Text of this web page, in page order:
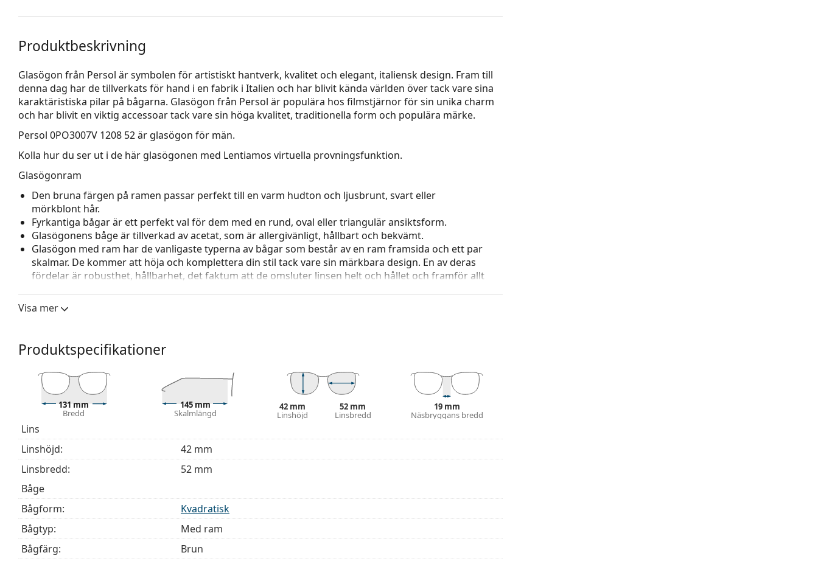
Produktbeskrivning
Glasögon från Persol är symbolen för artistiskt hantverk, kvalitet och elegant, italiensk design. Fram till
denna dag har de tillverkats för hand i en fabrik i Italien och har blivit kända världen över tack vare sina
karaktäristiska pilar på bågarna. Glasögon från Persol är populära hos filmstjärnor för sin unika charm
och har blivit en viktig accessoar tack vare sin höga kvalitet, traditionella form och populära märke.
Persol 0PO3007V 1208 52är glasögon för män.
Kolla hur du ser ut i de här glasögonen med Lentiamos virtuella provningsfunktion.
Glasögonram
Den bruna färgen på ramen passar perfekt till en varm hudton och ljusbrunt, svart eller
mörkblont hår.
Fyrkantiga bågar är ett perfekt val för dem med en rund, oval eller triangulär ansiktsform.
Glasögonens båge är tillverkad av acetat, som är allergivänligt, hållbart och bekvämt.
Glasögon med ram har de vanligaste typerna av bågar som består av en ram framsida och ett par
skalmar. De kommer att höja och komplettera din stil tack vare sin märkbara design. En av deras
fördelar är robusthet, hållbarhet, det faktum att de omsluter linsen helt och hållet och framför allt
Vi levererar glasögonen i sitt originalfodral. Fodralets färg och utformning kan variera.
Den medföljande putsduken är idealisk för rengöring och skötsel av glasögon. Observera att vissa
modeller kan komma med en tygpåse i stället för en putsduk.
Upptäck helaglasögon sortimentet för att hitta fler modeller eller kolla in vår glasögonguide
om du
behöver hjälp med att välja ditt par.
Detta är en medicinteknisk produkt. Läs instruktionerna före användning
Visa mer
Produktspecifikationer
131 mm
Bredd
145 mm
Skalmlängd
42 mm
Linshöjd
52 mm
Linsbredd
19 mm
Näsbryggans bredd
Lins
Linshöjd:
42 mm
Linsbredd:
52 mm
Båge
Bågform:
Kvadratisk
Bågtyp:
Med ram
Bågfärg:
Brun